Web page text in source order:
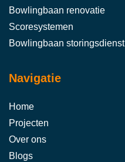
Bowlingbaan renovatie
Scoresystemen
Bowlingbaan storingsdienst
Navigatie
Home
Projecten
Over ons
Blogs